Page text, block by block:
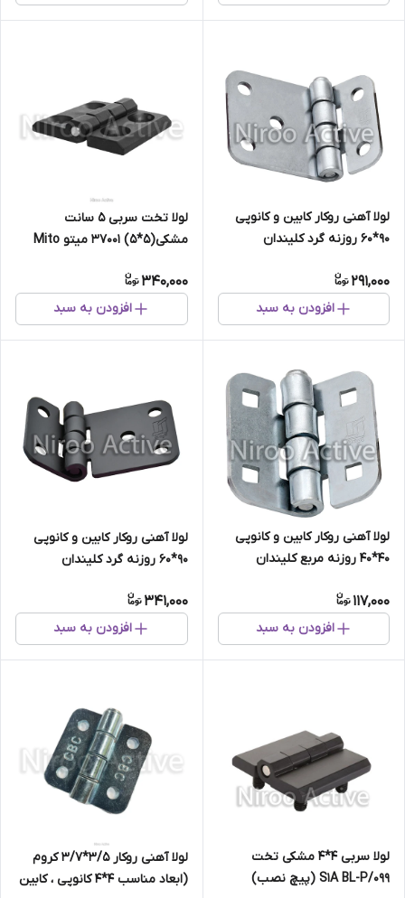
لولا آهنی روکار کابین و کانوپی
۹۰*۶۰ روزنه گرد کلیندان
291,000
افزودن به سبد
لولا تخت سربی ۵ سانت
مشکی(۵*۵) ۳۷۰۰۱ میتو Mito
340,000
افزودن به سبد
لولا آهنی روکار کابین و کانوپی
۴۰*۴۰ روزنه مربع کلیندان
117,000
افزودن به سبد
لولا آهنی روکار کابین و کانوپی
۹۰*۶۰ روزنه گرد کلیندان
341,000
افزودن به سبد
لولا سربی ۴*۴ مشکی تخت
۰۹۹/S۱A BL-P (پیچ نصب)
لولا آهنی روکار 3/5*3/7 کروم
(ابعاد مناسب 4*4 کانوپی ، کابین